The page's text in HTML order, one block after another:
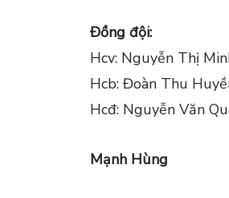
Đồng đội:
Hcv: Nguyễn Thị
Hcb: Đoàn Thu
Hcđ: Nguyễn Văn
Mạnh Hùng